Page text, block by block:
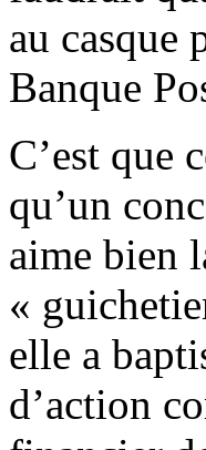
au casque
Banque
C’est que
qu’un
aime bien
«
elle a
d’action